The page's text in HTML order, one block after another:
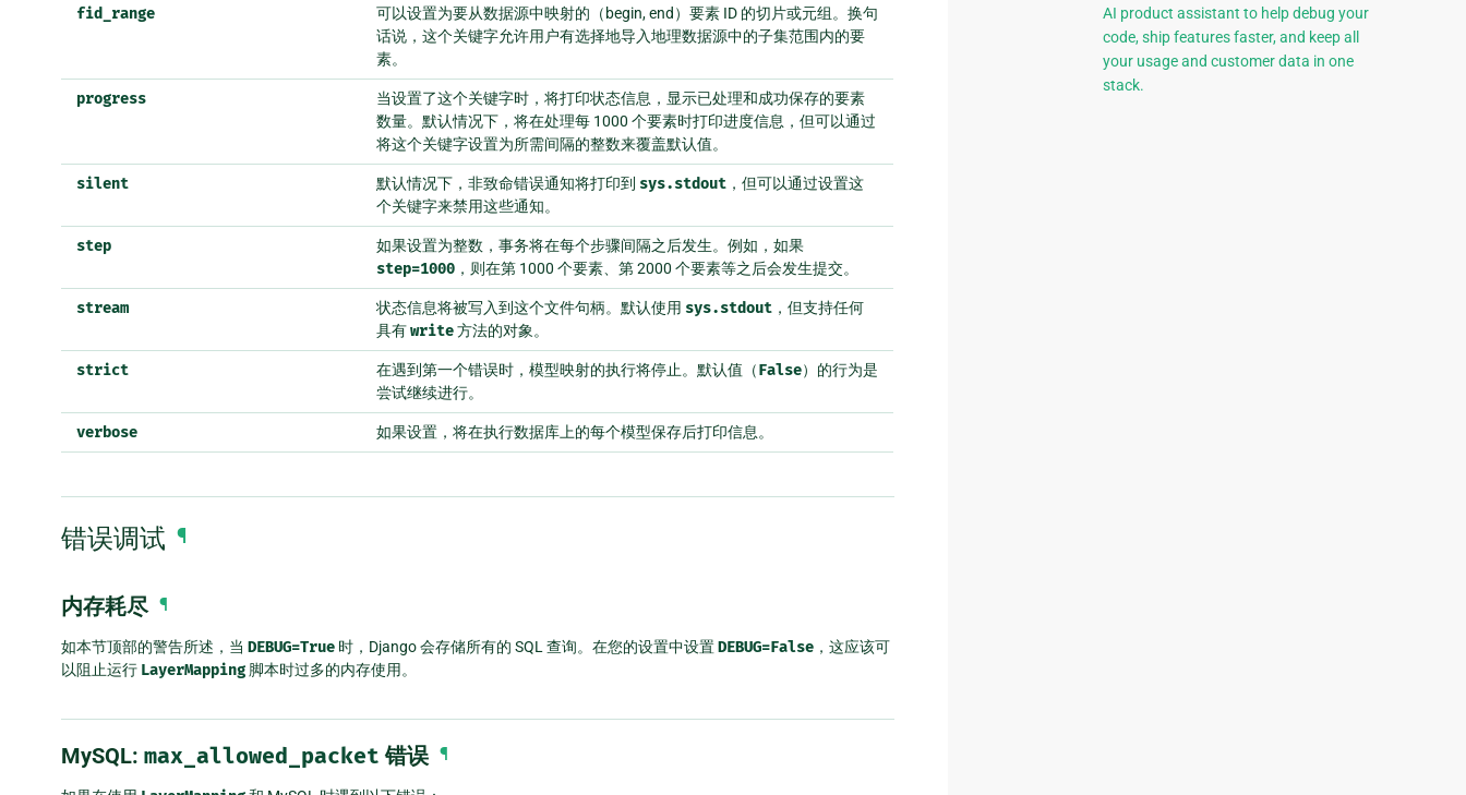
fid_range
可以设置为要从数据源中映射的（begin, end）要素 ID 的切片或元组。换句
话说，这个关键字允许用户有选择地导入地理数据源中的子集范围内的要
素。
progress
当设置了这个关键字时，将打印状态信息，显示已处理和成功保存的要素
数量。默认情况下，将在处理每 1000 个要素时打印进度信息，但可以通过
将这个关键字设置为所需间隔的整数来覆盖默认值。
silent 默认情况下，非致命错误通知将打印到 sys.stdout ，但可以通过设置这
个关键字来禁用这些通知。
step 如果设置为整数，事务将在每个步骤间隔之后发生。例如，如果
step=1000 ，则在第 1000 个要素、第 2000 个要素等之后会发生提交。
stream 状态信息将被写入到这个文件句柄。默认使用 sys.stdout ，但支持任何
具有write方法的对象。
strict 在遇到第一个错误时，模型映射的执行将停止。默认值（False）的行为是
尝试继续进行。
verbose 如果设置，将在执行数据库上的每个模型保存后打印信息。
错误调试 ¶
内存耗尽 ¶
如本节顶部的警告所述，当 DEBUG=True 时，Django 会存储所有的 SQL 查询。在您的设置中设置DEBUG=False ，这应该可
以阻止运行 LayerMapping 脚本时过多的内存使用。
MySQL: max_allowed_packet 错误 ¶
AI product assistant to help debug your
code, ship features faster, and keep all
your usage and customer data in one
stack.